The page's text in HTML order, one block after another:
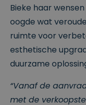
Bieke haar
oogde wat
ruimte voor
esthetische
duurzame
“Vanaf de
met de